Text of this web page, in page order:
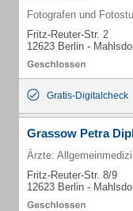
Fotografen und
Fritz-Reuter-Str. 2
12623 Berlin -
Gratis-Digitalcheck
Grassow Petra
Ärzte:
Fritz-Reuter-Str. 8/9
12623 Berlin -